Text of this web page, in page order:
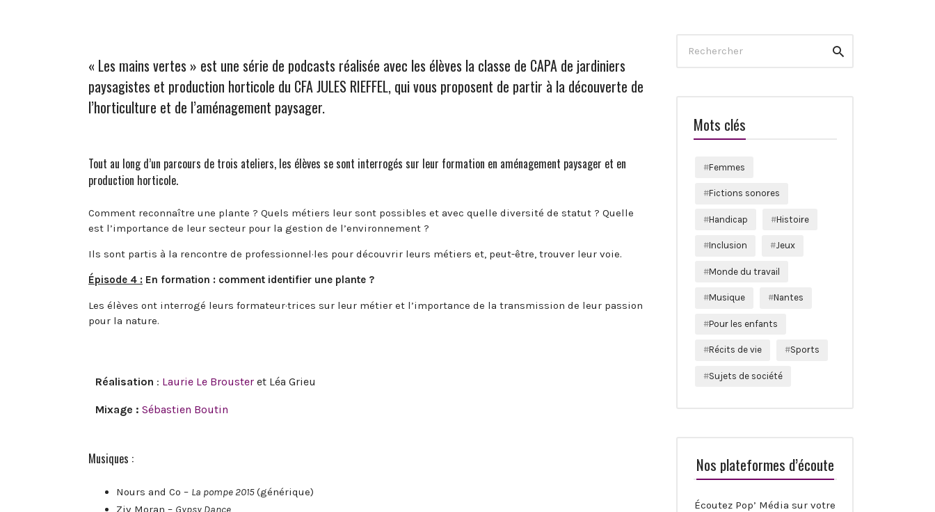
« Les mains vertes » est une série de podcasts réalisée avec les élèves la classe de CAPA de jardiniers
paysagistes et production horticole du CFA JULES RIEFFEL, qui vous proposent de partir à la découverte de
l’horticulture et de l’aménagement paysager.
Tout au long d’un parcours de trois ateliers, les élèves se sont interrogés sur leur formation en aménagement paysager et en
production horticole.
Comment reconnaître une plante ? Quels métiers leur sont possibles et avec quelle diversité de statut ? Quelle
est l’importance de leur secteur pour la gestion de l’environnement ?
Ils sont partis à la rencontre de professionnel·les pour découvrir leurs métiers et, peut-être, trouver leur voie.
Épisode 4 : En formation : comment identifier une plante ?
Les élèves ont interrogé leurs formateur·trices sur leur métier et l’importance de la transmission de leur passion
pour la nature.
Réalisation : Laurie Le Brouster et Léa Grieu
Mixage : Sébastien Boutin
Musiques :
Nours and Co – La pompe 2015(générique)
Ziv Moran – Gypsy Dance
for:
Rechercher
Mots clés
Femmes
Fictions sonores
Handicap Histoire
Inclusion Jeux
Monde du travail
Musique Nantes
Pour les enfants
Récits de vie Sports
Sujets de société
Nos plateformes d’écoute
Écoutez Pop’ Média sur votre